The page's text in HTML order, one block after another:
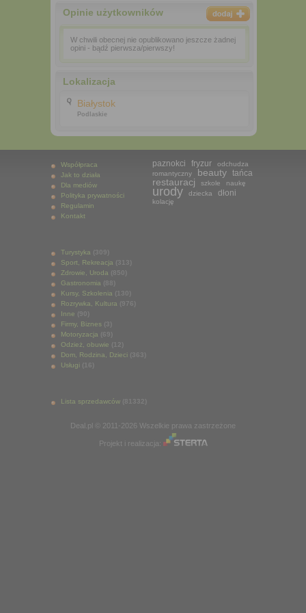
Opinie użytkowników
W chwili obecnej nie opublikowano jeszcze żadnej
opini - bądź pierwsza/pierwszy!
Lokalizacja
Białystok
Podlaskie
Współpraca
Jak to działa
Dla mediów
Polityka prywatności
Regulamin
Kontakt
Turystyka (309)
Sport, Rekreacja (313)
Zdrowie, Uroda (850)
Gastronomia (88)
Kursy, Szkolenia (130)
Rozrywka, Kultura (976)
Inne (90)
Firmy, Biznes (3)
Motoryzacja (69)
Odzież, obuwie (12)
Dom, Rodzina, Dzieci (363)
Usługi (16)
Lista sprzedawców (81332)
paznokci fryzur
odchudza
romantyczny
beauty tańca
restauracj szkole naukę
urody dziecka dłoni
kolację
Deal.pl © 2011-2026 Wszelkie prawa zastrzeżone
Projekt i realizacja: